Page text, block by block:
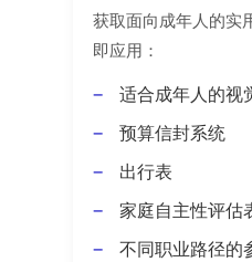
获取面向成年人的实
即应用：
适合成年人的视
预算信封系统
出行表
家庭自主性评估
不同职业路径的